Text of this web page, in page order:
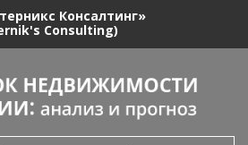
Консалтинг»
Consulting)